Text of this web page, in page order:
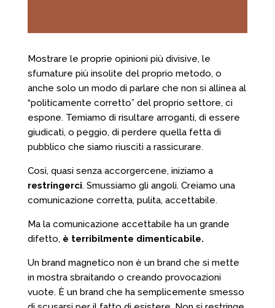
Mostrare le proprie opinioni più divisive, le
sfumature più insolite del proprio metodo, o
anche solo un modo di parlare che non si allinea al
“politicamente corretto” del proprio settore, ci
espone. Temiamo di risultare arroganti, di essere
giudicati, o peggio, di perdere quella fetta di
pubblico che siamo riusciti a rassicurare.
Così, quasi senza accorgercene, iniziamo a
restringerci. Smussiamo gli angoli. Creiamo una
comunicazione corretta, pulita, accettabile.
Ma la comunicazione accettabile ha un grande
difetto, è terribilmente dimenticabile.
Un brand magnetico non è un brand che si mette
in mostra sbraitando o creando provocazioni
vuote. È un brand che ha semplicemente smesso